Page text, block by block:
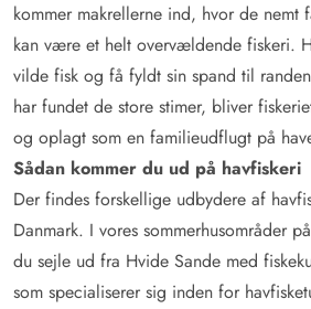
kommer makrellerne ind, hvor de nemt
kan være et helt overvældende fiskeri.
vilde fisk og få fyldt sin spand til
har fundet de store stimer, bliver
og oplagt som en familieudflugt på
Sådan kommer du ud på havfiskeri
Der findes forskellige udbydere af
Danmark. I vores sommerhusområder
du sejle ud fra Hvide Sande med
som specialiserer sig inden for